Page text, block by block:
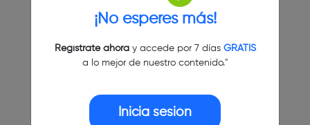
¡No esperes más!
Regístrate ahoray accede por 7 días GRATIS
a lo mejor de nuestro contenido."
Inicia sesión